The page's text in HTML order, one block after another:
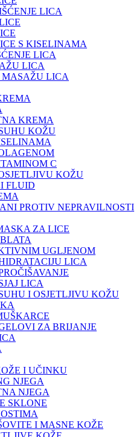
LICA
S KISELINAMA
LICA
LICA
LICA
KREMA
KOŽU
C
KOŽU
FLUID
PROTIV NEPRAVILNOSTI
ZA LICE
UGLJENOM
LICA
LICA
I OSJETLJIVU KOŽU
ZA BRIJANJE
I UČINKU
NJEGA
NJEGA
SKLONE
I MASNE KOŽE